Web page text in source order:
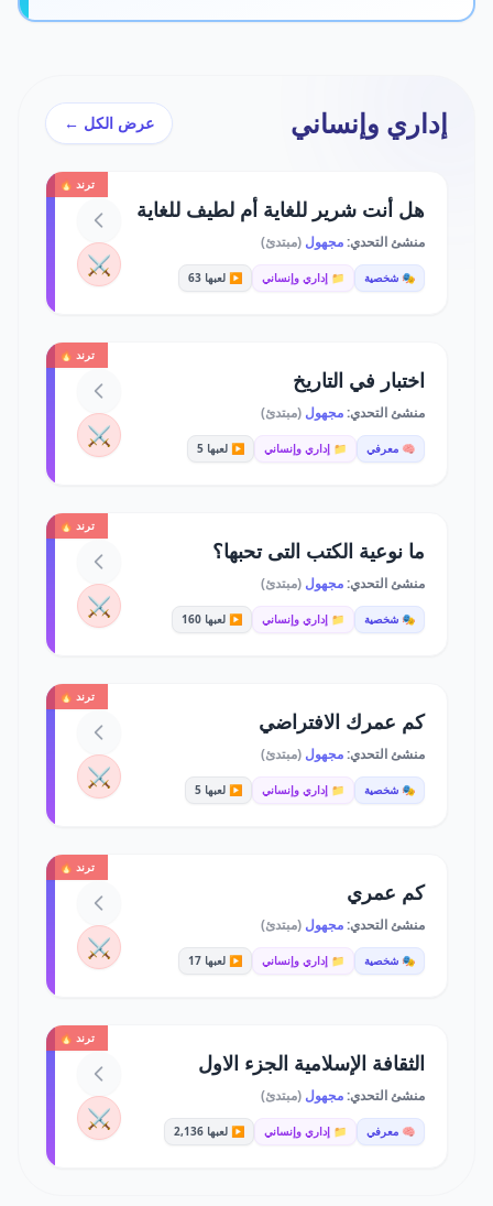
إداري وإنساني عرض الكل ←
ترند 🔥
هل أنت شرير للغاية أم لطيف للغاية
منشئ التحدي:مجهول (مبتدئ)
🎭 شخصية 📁 إداري وإنساني ▶️ لعبها 63 ⚔️
ترند 🔥
اختبار في التاريخ
منشئ التحدي:مجهول (مبتدئ)
🧠 معرفي 📁 إداري وإنساني ▶️ لعبها 5 ⚔️
ترند 🔥
ما نوعية الكتب التى تحبها؟
منشئ التحدي:مجهول (مبتدئ)
🎭 شخصية 📁 إداري وإنساني ▶️ لعبها 160 ⚔️
ترند 🔥
كم عمرك الافتراضي
منشئ التحدي:مجهول (مبتدئ)
🎭 شخصية 📁 إداري وإنساني ▶️ لعبها 5 ⚔️
ترند 🔥
كم عمري
منشئ التحدي:مجهول (مبتدئ)
🎭 شخصية 📁 إداري وإنساني ▶️ لعبها 17 ⚔️
ترند 🔥
الثقافة الإسلامية الجزء الاول
منشئ التحدي:مجهول (مبتدئ)
🧠 معرفي 📁 إداري وإنساني ▶️ لعبها 2,136 ⚔️